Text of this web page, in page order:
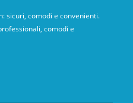
sicuri, comodi e convenienti.
comodi e